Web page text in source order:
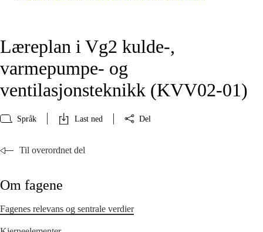
Læreplan i Vg2 kulde-,
varmepumpe- og
ventilasjonsteknikk (KVV02‑01)
Språk Last ned Del
Til overordnet del
Om fagene
Fagenes relevans og sentrale verdier